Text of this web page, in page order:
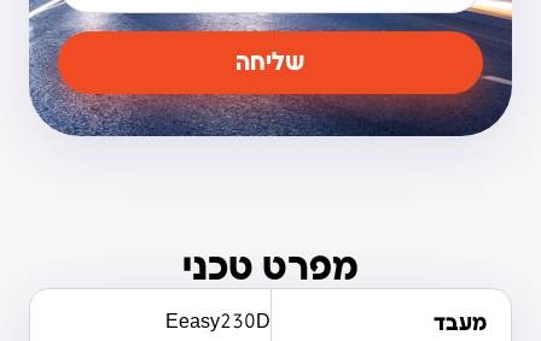
שליחה
מפרט טכני
מעבד Eeasy230D